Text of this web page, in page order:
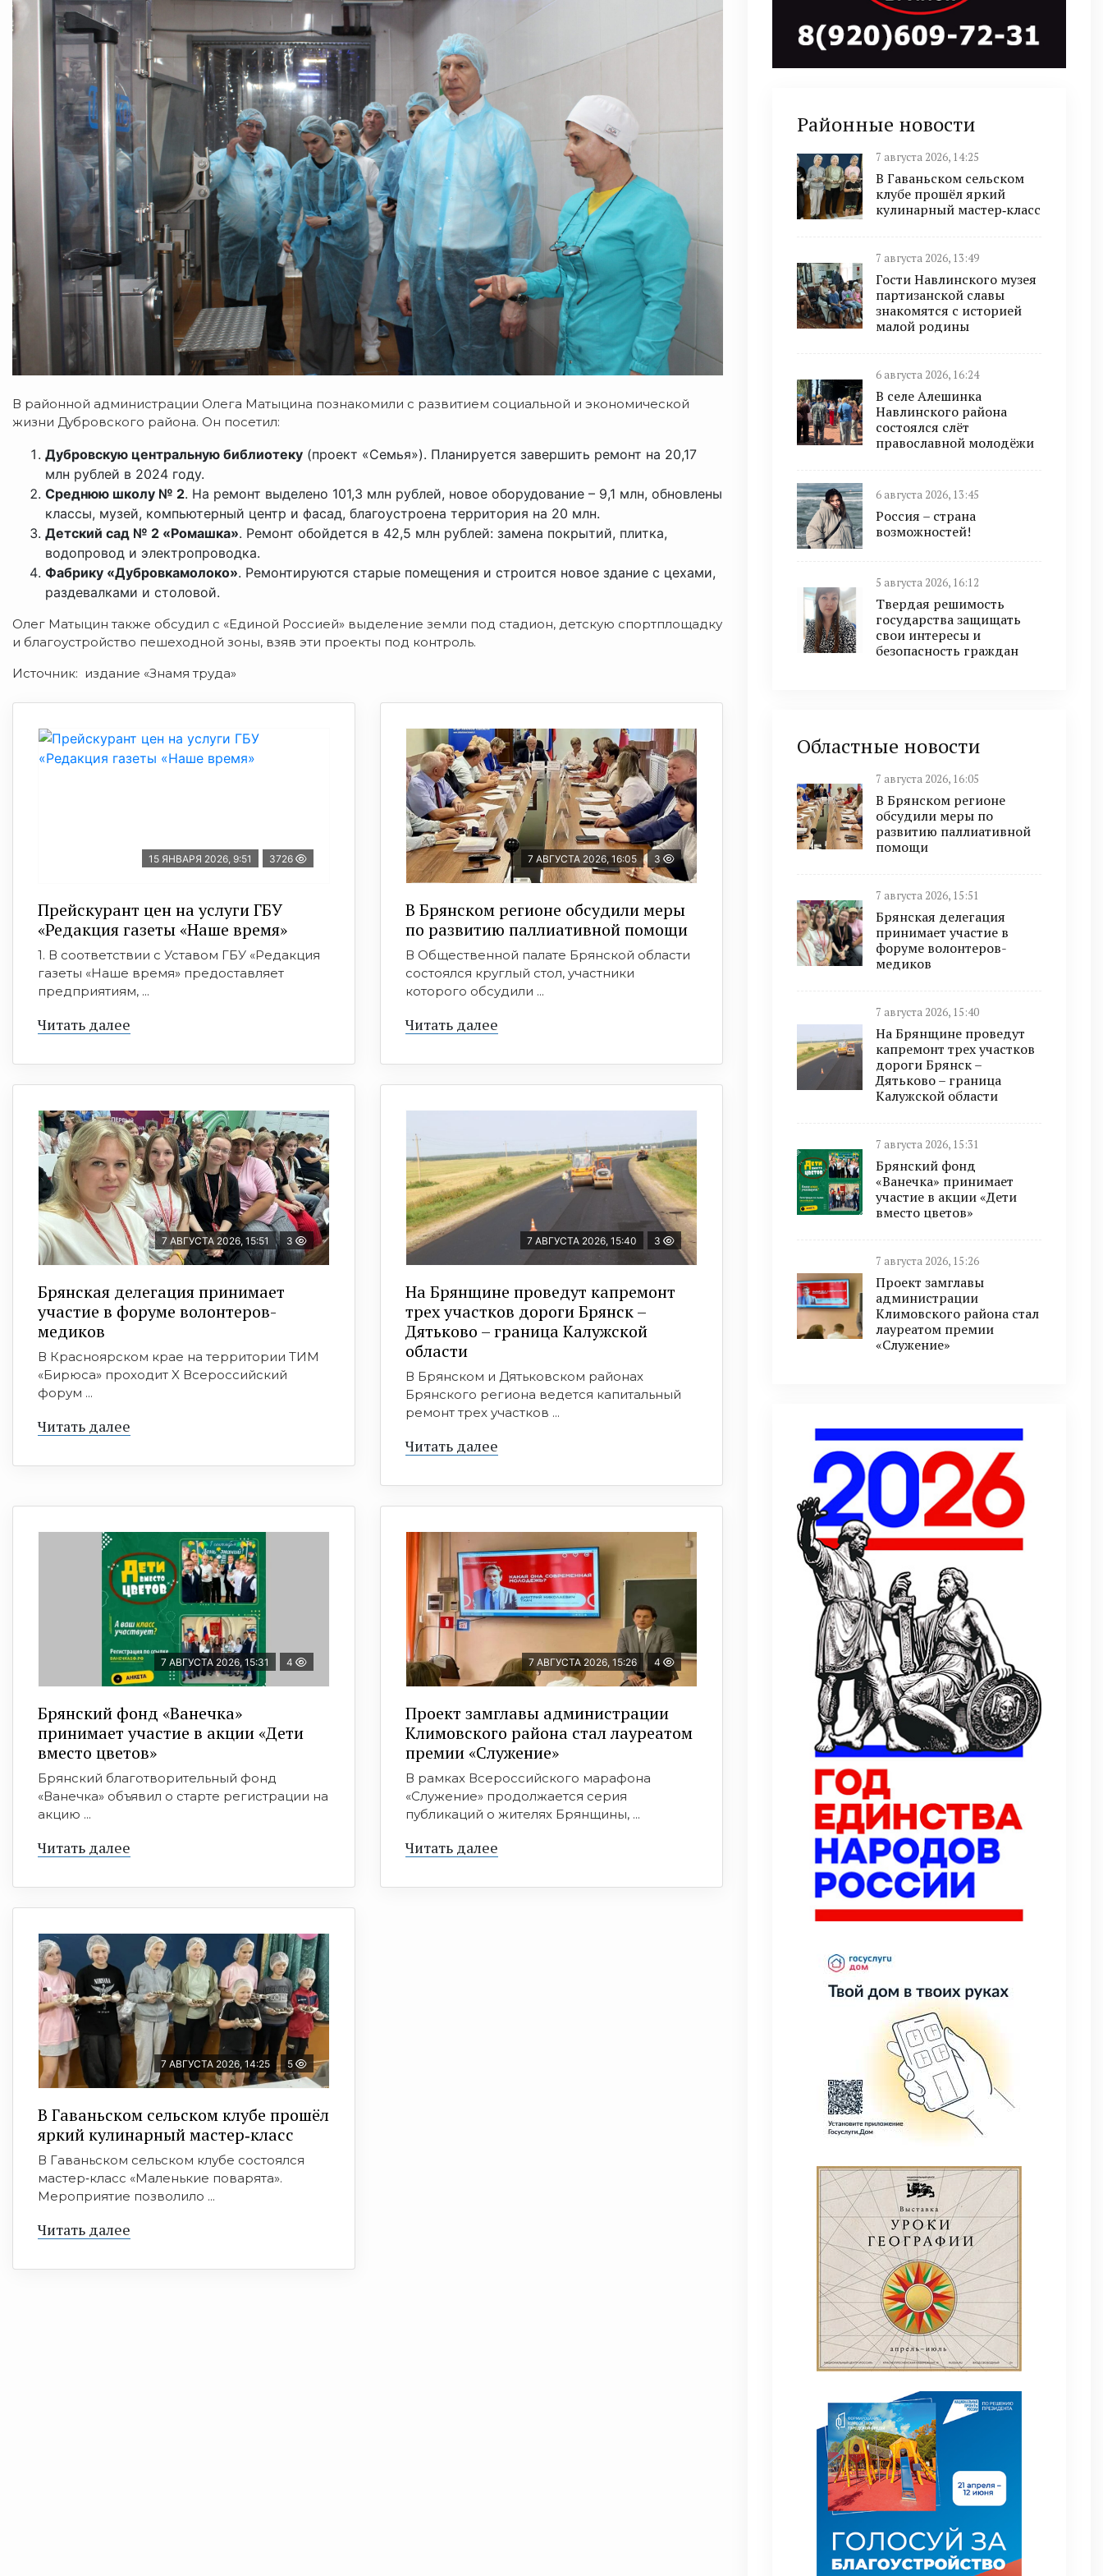
В районной администрации Олега Матыцина познакомили с развитием социальной и экономической
жизни Дубровского района. Он посетил:
Дубровскую центральную библиотеку (проект «Семья»). Планируется завершить ремонт на 20,17
млн рублей в 2024 году.
Среднюю школу № 2. На ремонт выделено 101,3 млн рублей, новое оборудование – 9,1 млн, обновлены
классы, музей, компьютерный центр и фасад, благоустроена территория на 20 млн.
Детский сад № 2 «Ромашка». Ремонт обойдется в 42,5 млн рублей: замена покрытий, плитка,
водопровод и электропроводка.
Фабрику «Дубровкамолоко». Ремонтируются старые помещения и строится новое здание с цехами,
раздевалками и столовой.
Олег Матыцин также обсудил с «Единой Россией» выделение земли под стадион, детскую спортплощадку
и благоустройство пешеходной зоны, взяв эти проекты под контроль.
Источник: издание «Знамя труда»
15 ЯНВАРЯ 2026, 9:51 3726
Прейскурант цен на услуги ГБУ
«Редакция газеты «Наше время»
1. В соответствии с Уставом ГБУ «Редакция
газеты «Наше время» предоставляет
предприятиям, ...
Читать далее
7 АВГУСТА 2026, 16:05 3
В Брянском регионе обсудили меры
по развитию паллиативной помощи
В Общественной палате Брянской области
состоялся круглый стол, участники
которого обсудили ...
Читать далее
7 АВГУСТА 2026, 15:51 3
Брянская делегация принимает
участие в форуме волонтеров-
медиков
В Красноярском крае на территории ТИМ
«Бирюса» проходит X Всероссийский
форум ...
Читать далее
7 АВГУСТА 2026, 15:40 3
На Брянщине проведут капремонт
трех участков дороги Брянск –
Дятьково – граница Калужской
области
В Брянском и Дятьковском районах
Брянского региона ведется капитальный
ремонт трех участков ...
Читать далее
7 АВГУСТА 2026, 15:31 4
Брянский фонд «Ванечка»
принимает участие в акции «Дети
вместо цветов»
Брянский благотворительный фонд
«Ванечка» объявил о старте регистрации на
акцию ...
Читать далее
7 АВГУСТА 2026, 15:26 4
Проект замглавы администрации
Климовского района стал лауреатом
премии «Служение»
В рамках Всероссийского марафона
«Служение» продолжается серия
публикаций о жителях Брянщины, ...
Читать далее
7 АВГУСТА 2026, 14:25 5
В Гаваньском сельском клубе прошёл
яркий кулинарный мастер‑класс
В Гаваньском сельском клубе состоялся
мастер‑класс «Маленькие поварята».
Мероприятие позволило ...
Читать далее
Районные новости
7 августа 2026, 14:25
В Гаваньском сельском
клубе прошёл яркий
кулинарный мастер‑класс
7 августа 2026, 13:49
Гости Навлинского музея
партизанской славы
знакомятся с историей
малой родины
6 августа 2026, 16:24
В селе Алешинка
Навлинского района
состоялся слёт
православной молодёжи
6 августа 2026, 13:45
Россия – страна
возможностей!
5 августа 2026, 16:12
Твердая решимость
государства защищать
свои интересы и
безопасность граждан
Областные новости
7 августа 2026, 16:05
В Брянском регионе
обсудили меры по
развитию паллиативной
помощи
7 августа 2026, 15:51
Брянская делегация
принимает участие в
форуме волонтеров-
медиков
7 августа 2026, 15:40
На Брянщине проведут
капремонт трех участков
дороги Брянск –
Дятьково – граница
Калужской области
7 августа 2026, 15:31
Брянский фонд
«Ванечка» принимает
участие в акции «Дети
вместо цветов»
7 августа 2026, 15:26
Проект замглавы
администрации
Климовского района стал
лауреатом премии
«Служение»